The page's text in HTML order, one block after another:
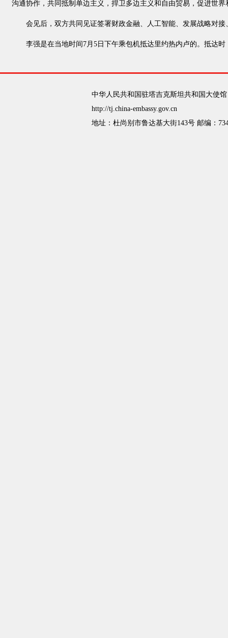
沟通协作，共同抵制单边主义，捍卫多边主义和自由贸易，促进世界
会见后，双方共同见证签署财政金融、人工智能、发展战略对
李强是在当地时间7月5日下午乘包机抵达里约热内卢的。抵达
中华人民共和国驻塔吉克斯坦共和国大使
http://tj.china-embassy.gov.cn
地址：杜尚别市鲁达基大街143号 邮编：